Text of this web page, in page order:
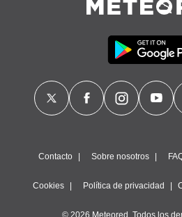
Contacto Sobre nosotros
Cookies Política de privacidad
© 2026 Meteored. Todos los